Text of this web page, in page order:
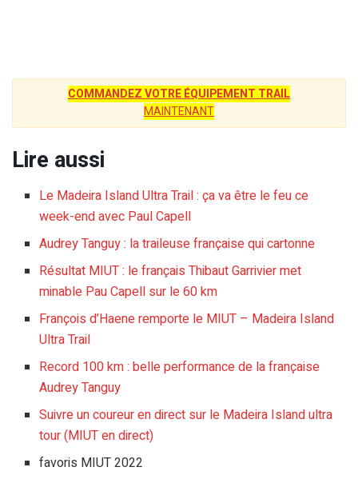
COMMANDEZ VOTRE ÉQUIPEMENT TRAIL
MAINTENANT
Lire aussi
Le Madeira Island Ultra Trail : ça va être le feu ce
week-end avec Paul Capell
Audrey Tanguy : la traileuse française qui cartonne
Résultat MIUT : le français Thibaut Garrivier met
minable Pau Capell sur le 60 km
François d’Haene remporte le MIUT – Madeira Island
Ultra Trail
Record 100 km : belle performance de la française
Audrey Tanguy
Suivre un coureur en direct sur le Madeira Island ultra
tour (MIUT en direct)
favoris MIUT 2022